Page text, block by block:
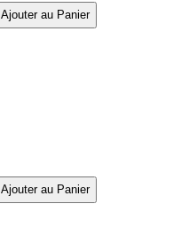
Ajouter au Panier
Ajouter au Panier